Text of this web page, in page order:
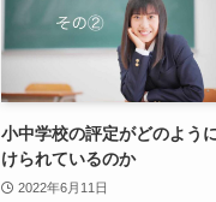
小中学校の評定がどのよう
けられているのか
2022年6月11日